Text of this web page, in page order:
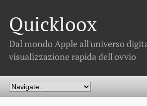
Quickloox
Dal mondo Apple all'universo
visualizzazione rapida dell'ovvio